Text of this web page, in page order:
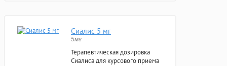
Сиалис 5 мг
5мг
Терапевтическая дозировка
Сиалиса для курсового приема